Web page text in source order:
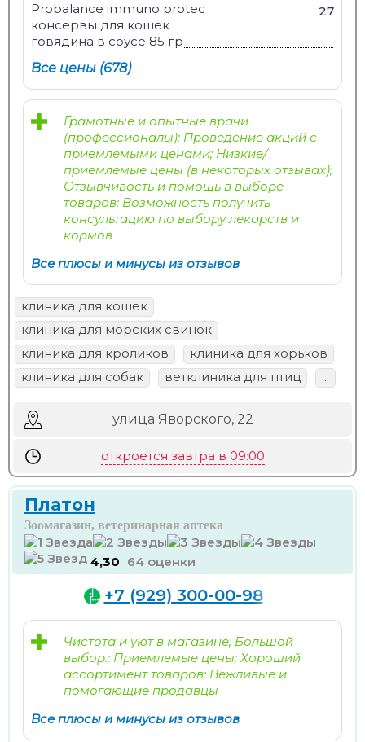
Probalance immuno protec
консервы для кошек
говядина в соусе 85 гр
27
Все цены (678)
Грамотные и опытные врачи
(профессионалы); Проведение акций с
приемлемыми ценами; Низкие/
приемлемые цены (в некоторых отзывах);
Отзывчивость и помощь в выборе
товаров; Возможность получить
консультацию по выбору лекарств и
кормов
Все плюсы и минусы из отзывов
клиника для кошек
клиника для морских свинок
клиника для кроликов
клиника для хорьков
клиника для собак
ветклиника для птиц ...
улица Яворского, 22
откроется завтра в 09:00
Платон
Зоомагазин, ветеринарная аптека
4,30 64 оценки
+7 (929) 300-00-98
Чистота и уют в магазине; Большой
выбор.; Приемлемые цены; Хороший
ассортимент товаров; Вежливые и
помогающие продавцы
Все плюсы и минусы из отзывов